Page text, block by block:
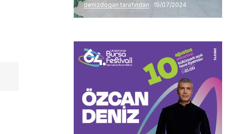
denizdogan tarafından 19/07/2024